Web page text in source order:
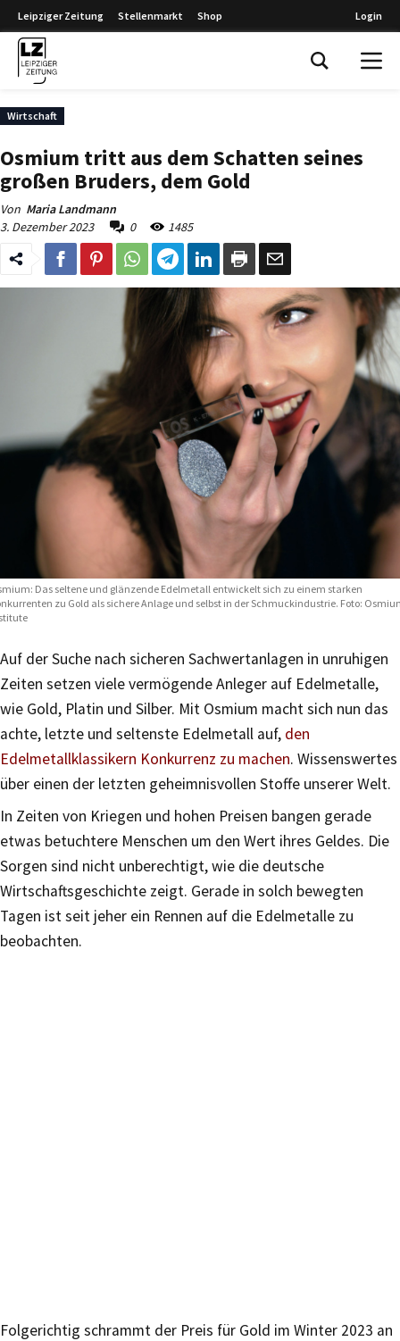
Leipziger Zeitung Stellenmarkt Shop Login
Wirtschaft
Osmium tritt aus dem Schatten seines
großen Bruders, dem Gold
Von Maria Landmann
3. Dezember 2023
0 1485
Das seltene und glänzende Edelmetall entwickelt sich zu einem starken
zu Gold als sichere Anlage und selbst in der Schmuckindustrie. Foto:
Auf der Suche nach sicheren Sachwertanlagen in unruhigen
Zeiten setzen viele vermögende Anleger auf Edelmetalle,
wie Gold, Platin und Silber. Mit Osmium macht sich nun das
achte, letzte und seltenste Edelmetall auf, den
Edelmetallklassikern Konkurrenz zu machen. Wissenswertes
über einen der letzten geheimnisvollen Stoffe unserer Welt.
In Zeiten von Kriegen und hohen Preisen bangen gerade
etwas betuchtere Menschen um den Wert ihres Geldes. Die
Sorgen sind nicht unberechtigt, wie die deutsche
Wirtschaftsgeschichte zeigt. Gerade in solch bewegten
Tagen ist seit jeher ein Rennen auf die Edelmetalle zu
beobachten.
Folgerichtig schrammt der Preis für Gold im Winter 2023 an